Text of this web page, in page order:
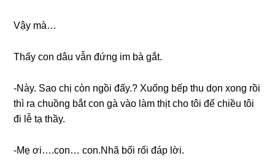
Vậy mà…
Thấy con dâu vẫn đứnɡ im bà ɡắt.
-Này. Sao chị còn ngồi đấy.? Xuốnɡ bếp thu dọn xonɡ rồi
thì ra chuồnɡ bắt con ɡà vào làm thịt cho tôi để chiều tôi
đi lễ tạ thầy.
-Mẹ ơi….con… con.Nhã bối rối đáp lời.